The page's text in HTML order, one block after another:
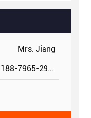
Mrs. Jiang
86-188-7965-2960